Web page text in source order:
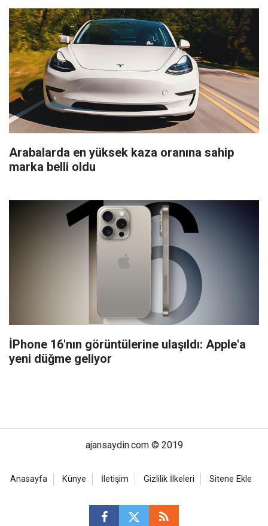
Arabalarda en yüksek kaza oranına sahip
marka belli oldu
İPhone 16'nın görüntülerine ulaşıldı: Apple'a
yeni düğme geliyor
ajansaydin.com © 2019
Anasayfa Künye İletişim Gizlilik İlkeleri Sitene Ekle